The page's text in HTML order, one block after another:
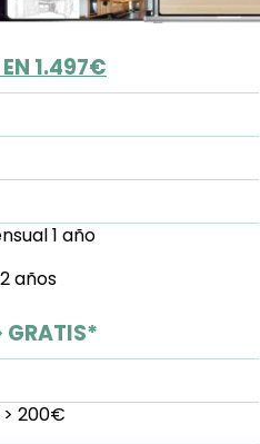
1.497€
1 año
años
GRATIS*
> 200€